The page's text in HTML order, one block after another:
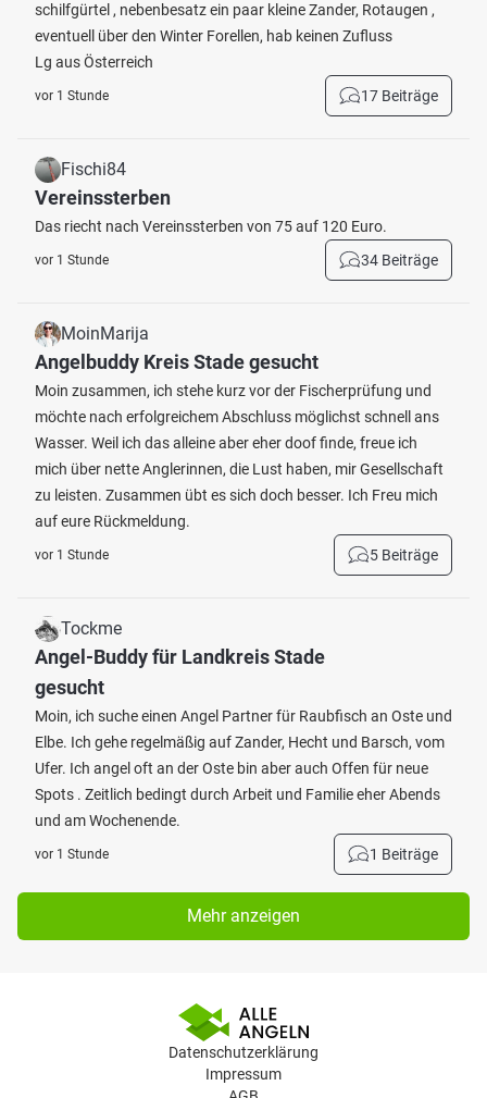
schilfgürtel , nebenbesatz ein paar kleine Zander, Rotaugen ,
eventuell über den Winter Forellen, hab keinen Zufluss
Lg aus Österreich
vor 1 Stunde 17 Beiträge
Fischi84
Vereinssterben
Das riecht nach Vereinssterben von 75 auf 120 Euro.
vor 1 Stunde 34 Beiträge
MoinMarija
Angelbuddy Kreis Stade gesucht
Moin zusammen, ich stehe kurz vor der Fischerprüfung und
möchte nach erfolgreichem Abschluss möglichst schnell ans
Wasser. Weil ich das alleine aber eher doof finde, freue ich
mich über nette Anglerinnen, die Lust haben, mir Gesellschaft
zu leisten. Zusammen übt es sich doch besser. Ich Freu mich
auf eure Rückmeldung.
vor 1 Stunde 5 Beiträge
Tockme
Angel-Buddy für Landkreis Stade
gesucht
Moin, ich suche einen Angel Partner für Raubfisch an Oste und
Elbe. Ich gehe regelmäßig auf Zander, Hecht und Barsch, vom
Ufer. Ich angel oft an der Oste bin aber auch Offen für neue
Spots . Zeitlich bedingt durch Arbeit und Familie eher Abends
und am Wochenende.
vor 1 Stunde 1 Beiträge
Mehr anzeigen
Datenschutzerklärung
Impressum